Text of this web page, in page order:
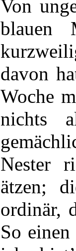
Von
blauen
davon
Woche
nichts
Nester
ätzen;
ordinär,
So